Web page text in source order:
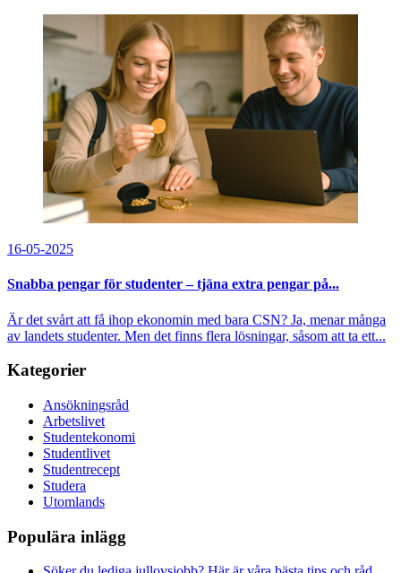
16-05-2025
Snabba pengar för studenter – tjäna extra pengar på...
Är det svårt att få ihop ekonomin med bara CSN? Ja, menar många
av landets studenter. Men det finns flera lösningar, såsom att ta ett...
Kategorier
Ansökningsråd
Arbetslivet
Studentekonomi
Studentlivet
Studentrecept
Studera
Utomlands
Populära inlägg